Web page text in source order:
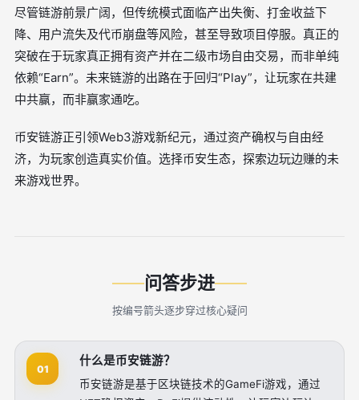
尽管链游前景广阔，但传统模式面临产出失衡、打金收益下
降、用户流失及代币崩盘等风险，甚至导致项目停服。真正的
突破在于玩家真正拥有资产并在二级市场自由交易，而非单纯
依赖“Earn”。未来链游的出路在于回归“Play”，让玩家在共建
中共赢，而非赢家通吃。
币安链游正引领Web3游戏新纪元，通过资产确权与自由经
济，为玩家创造真实价值。选择币安生态，探索边玩边赚的未
来游戏世界。
问答步进
按编号箭头逐步穿过核心疑问
01
什么是币安链游？
币安链游是基于区块链技术的GameFi游戏，通过